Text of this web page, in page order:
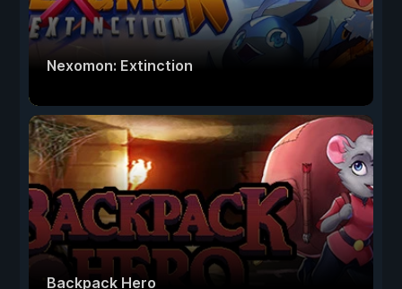
Nexomon: Extinction
Backpack Hero